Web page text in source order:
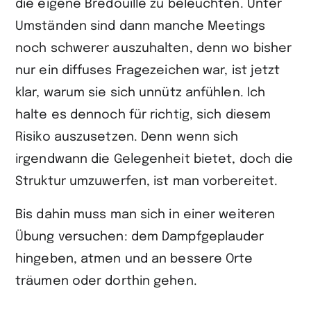
die eigene Bredouille zu beleuchten. Unter
Umständen sind dann manche Meetings
noch schwerer auszuhalten, denn wo bisher
nur ein diffuses Fragezeichen war, ist jetzt
klar, warum sie sich unnütz anfühlen. Ich
halte es dennoch für richtig, sich diesem
Risiko auszusetzen. Denn wenn sich
irgendwann die Gelegenheit bietet, doch die
Struktur umzuwerfen, ist man vorbereitet.
Bis dahin muss man sich in einer weiteren
Übung versuchen: dem Dampfgeplauder
hingeben, atmen und an bessere Orte
träumen oder dorthin gehen.